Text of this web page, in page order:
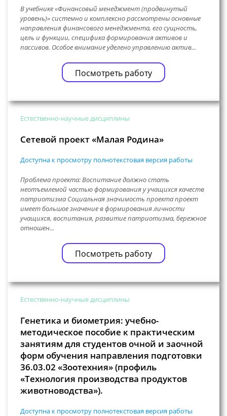
В учебнике «Финансовый менеджмент (продвинутый
уровень)» системно и комплексно рассмотрены основные
направления финансового менеджмента, его сущность,
цель и функции, специфика формирования активов и
пассивов. Особое внимание уделено управлению актив...
Посмотреть работу
Естественно-научные дисциплины
Сетевой проект «Малая Родина»
Доступна к просмотру полнотекстовая версия работы
Проблема проекта: Воспитание должно стать
неотъемлемой частью формирования у учащихся качеств
патриотизма Социальная значимость проекта проект
имеет большое значение в формирования личности
учащихся, воспитания, развитие патриотизма, бережное
отношен...
Посмотреть работу
Естественно-научные дисциплины
Генетика и биометрия: учебно-
методическое пособие к практическим
занятиям для студентов очной и заочной
форм обучения направления подготовки
36.03.02 «Зоотехния» (профиль
«Технология производства продуктов
животноводства»).
Доступна к просмотру полнотекстовая версия работы